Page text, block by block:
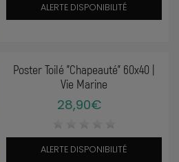
ALERTE DISPONIBILITÉ
Poster Toilé "Chapeauté" 60x40 |
Vie Marine
28,90€
ALERTE DISPONIBILITÉ